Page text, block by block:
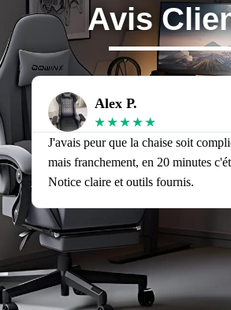
Avis
Alex P.
★ ★ ★ ★ ★
J'avais peur que la chaise soit
mais franchement, en 20 minutes
Notice claire et outils fournis.